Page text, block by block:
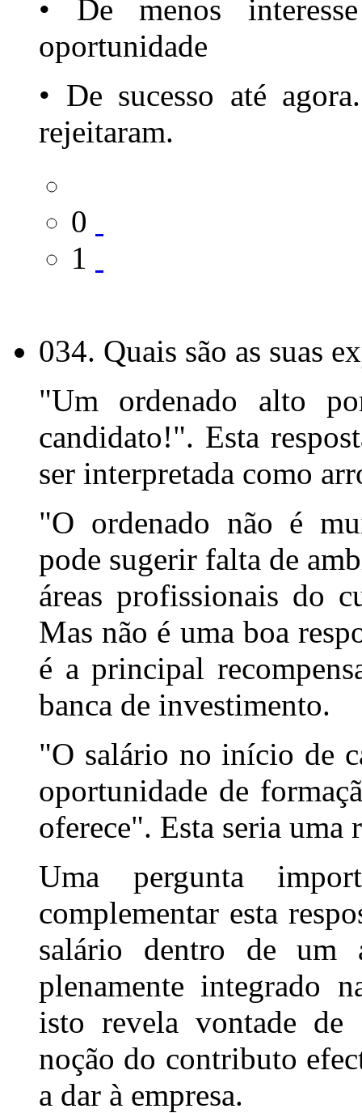
• De menos
oportunidade
• De sucesso até
rejeitaram.
0
1
034. Quais são as suas
"Um ordenado alto
candidato!". Esta
ser interpretada como
"O ordenado não é
pode sugerir falta de
áreas profissionais do
Mas não é uma boa
é a principal
banca de investimento.
"O salário no início de
oportunidade de
oferece". Esta seria uma
Uma pergunta
complementar esta
salário dentro de um
plenamente integrado
isto revela vontade de
noção do contributo
a dar à empresa.